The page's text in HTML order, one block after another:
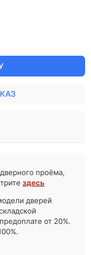
проёма,
здесь
дверей
от 20%.